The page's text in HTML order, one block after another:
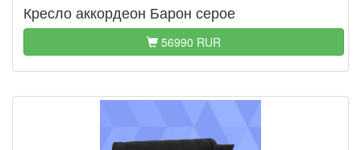
Кресло аккордеон Барон серое
56990 RUR